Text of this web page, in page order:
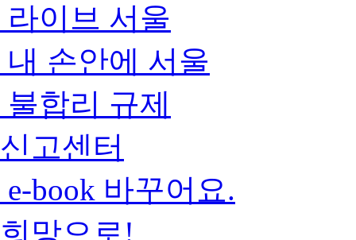
라이브 서울
내 손안에 서울
불합리 규제
신고센터
e-book 바꾸어요.
희망으로!